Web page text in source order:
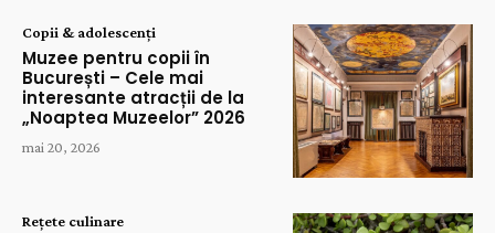
Copii & adolescenți
Muzee pentru copii în
București – Cele mai
interesante atracții de la
„Noaptea Muzeelor” 2026
mai 20, 2026
Rețete culinare